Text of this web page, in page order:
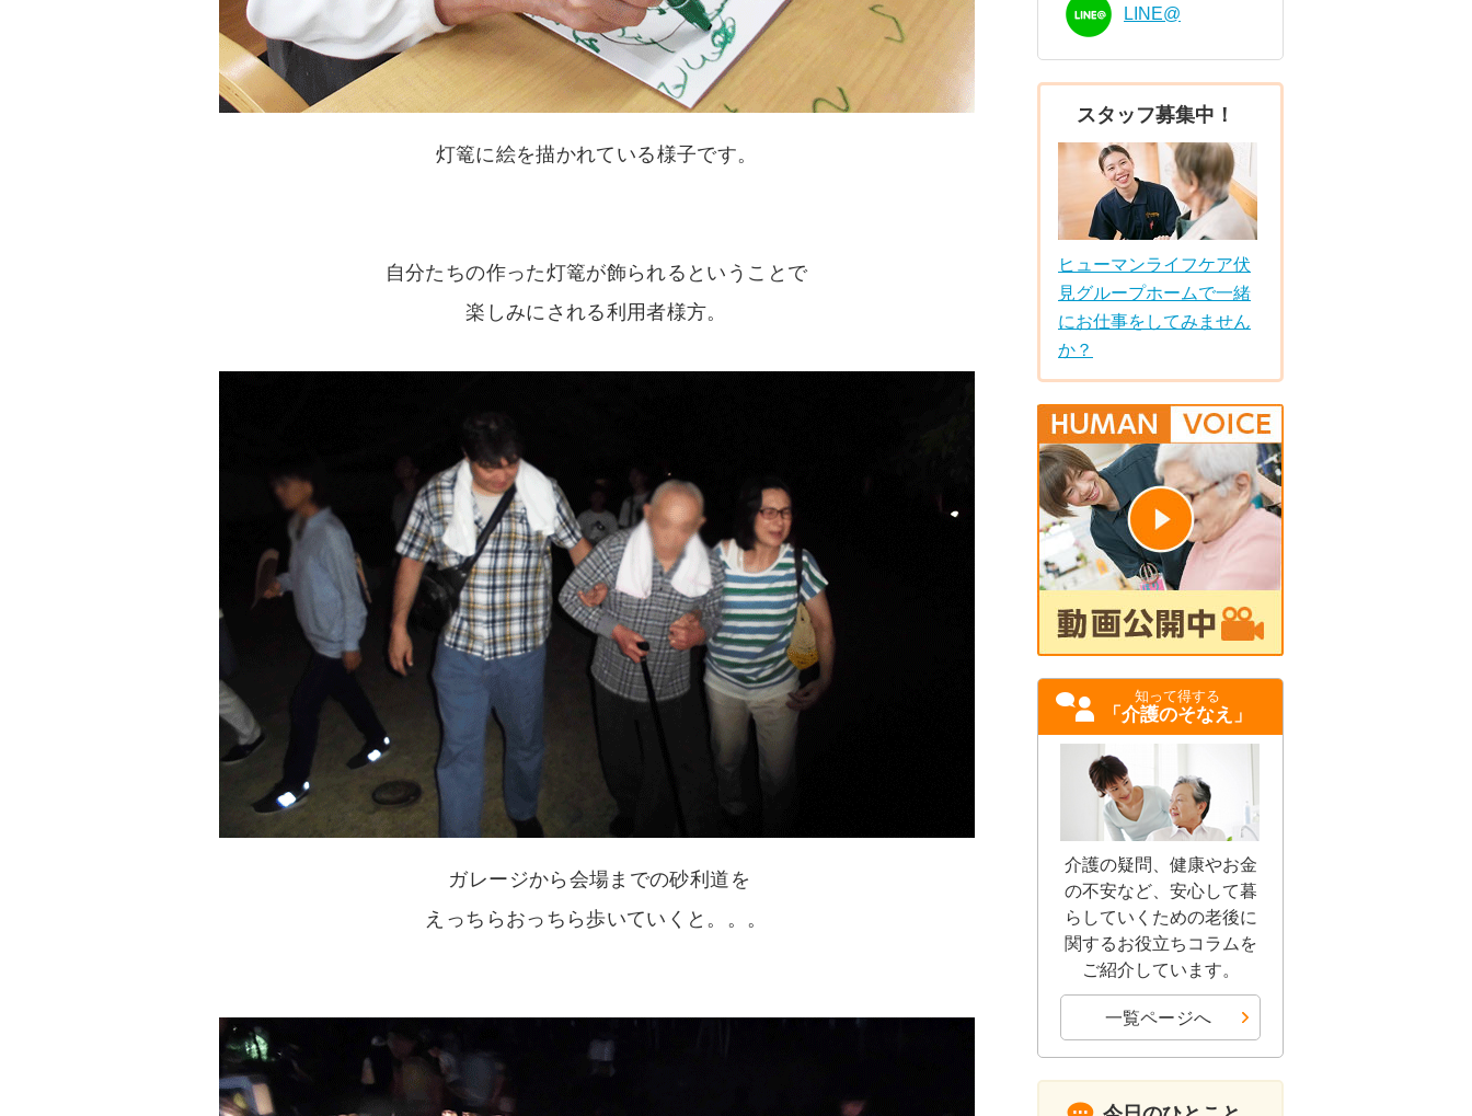
灯篭に絵を描かれている様子です。
自分たちの作った灯篭が飾られるということで
楽しみにされる利用者様方。
ガレージから会場までの砂利道を
えっちらおっちら歩いていくと。。。
LINE@
スタッフ募集中！
ヒューマンライフケア伏
見グループホームで一緒
にお仕事をしてみません
か？
知って得する
「介護のそなえ」
介護の疑問、健康やお金
の不安など、安心して暮
らしていくための老後に
関するお役立ちコラムを
ご紹介しています。
一覧ページへ